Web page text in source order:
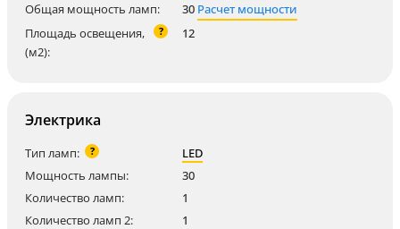
Общая мощность ламп:
30 Расчет мощности
Площадь освещения,
(м2):
? 12
Электрика
Тип ламп: ?
LED
Мощность лампы:
30
Количество ламп:
1
Количество ламп 2:
1